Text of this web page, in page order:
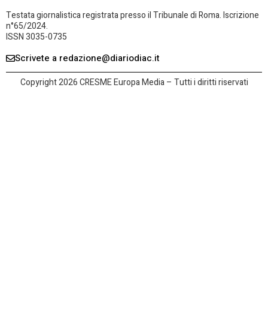
Testata giornalistica registrata presso il Tribunale di Roma. Iscrizione
n°65/2024.
ISSN 3035-0735
Scrivete a redazione@diariodiac.it
Copyright 2026 CRESME Europa Media – Tutti i diritti riservati